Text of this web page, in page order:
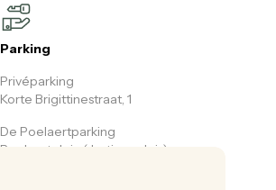
Parking
Privéparking
Korte Brigittinestraat, 1
De Poelaertparking
Poelaertplein (Justicepaleis)